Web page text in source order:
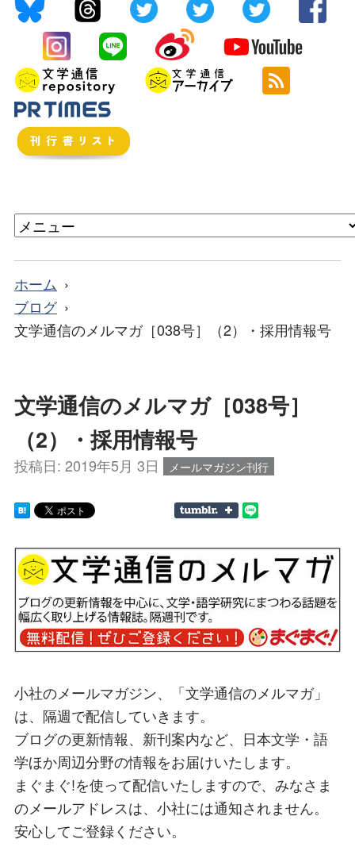
ホーム
ブログ
文学通信のメルマガ［038号］（2）・採用情報号
文学通信のメルマガ［038号］
（2）・採用情報号
投稿日: 2019年5月 3日 メールマガジン刊行
小社のメールマガジン、「文学通信のメルマガ」
は、隔週で配信していきます。
ブログの更新情報、新刊案内など、日本文学・語
学ほか周辺分野の情報をお届けいたします。
まぐまぐ!を使って配信いたしますので、みなさま
のメールアドレスは、小社には通知されません。
安心してご登録ください。